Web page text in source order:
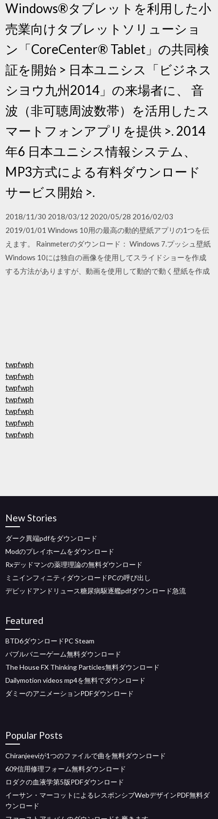
Windows®タブレットを利用した小
売業向けタブレットソリューショ
ン「CoreCenter® Tablet」の共同検
証を開始 > 日本ユニシス「ビジネス
シヨウ九州2014」の来場者に、 音
波（非可聴周波数帯）を活用したス
マートフォンアプリを提供 >. 2014
年6 日本ユニシス情報システム、
MP3方式による有料ダウンロード
サービス開始 >.
2018/11/30 2018/03/12 2020/05/28 2016/02/03
2019/01/01 Windows 10用の最高の動的壁紙アプリの1つを伝
えます。 Rainmeterのダウンロード： Windows 7.プッシュ壁紙
Windows 10には独自の画像を使用してスライドショーを作成
する方法がありますが、動画を使用して動的で動く壁紙を作成
twpfwph
twpfwph
twpfwph
twpfwph
twpfwph
twpfwph
twpfwph
New Stories
ダーク異端pdfをダウンロード
Modのプレイホームをダウンロード
Rxデッドマンの薬理理論の無料ダウンロード
ミニインフィニティダウンロードPCの呼び出し
デビッドアンドリュース糖尿病駆逐艦pdfダウンロード急流
Featured
BTD6ダウンロードPC Steam
バブルバニーゲーム無料ダウンロード
The House FX Thinking Particles無料ダウンロード
Dailymotion videos mp4を無料でダウンロード
ダミーのアニメーションPDFダウンロード
Popular Posts
Chiranjeeviが1つのファイルで曲を無料ダウンロード
609信用修理フォーム無料ダウンロード
ロダクの血液学第5版PDFダウンロード
イーサン・マーコットによるレスポンシブWebデザインPDF無料ダ
ウンロード